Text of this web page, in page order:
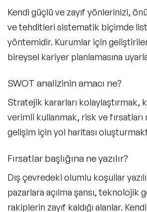
Kendi güçlü ve zayıf yönlerinizi,
ve tehditleri sistematik biçimde
yöntemidir. Kurumlar için
bireysel kariyer planlamasına
SWOT analizinin amacı ne?
Stratejik kararları kolaylaştırmak,
verimli kullanmak, risk ve
gelişim için yol haritası
Fırsatlar başlığına ne yazılır?
Dış çevredeki olumlu koşullar
pazarlara açılma şansı, teknolojik
rakiplerin zayıf kaldığı alanlar.